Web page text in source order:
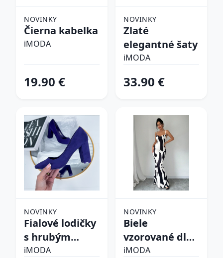
NOVINKY
Čierna kabelka
iMODA
19.90 €
NOVINKY
Zlaté
elegantné šaty
iMODA
33.90 €
NOVINKY
Fialové lodičky
s hrubým
opätkom
iMODA
NOVINKY
Biele
vzorované dlhé
šaty
iMODA